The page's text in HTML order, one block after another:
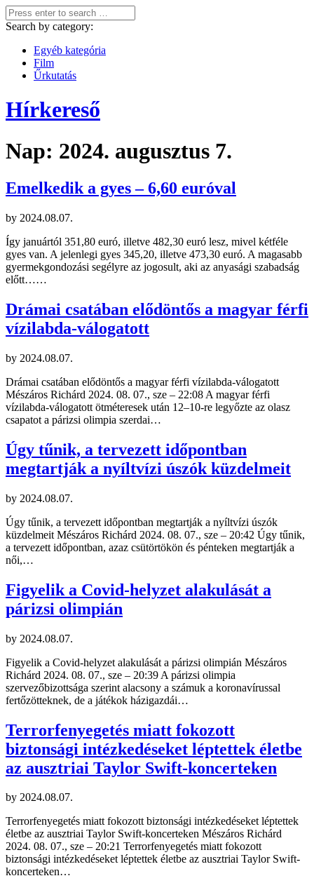
Search by category:
Egyéb kategória
Film
Űrkutatás
Hírkereső
Nap: 2024. augusztus 7.
Emelkedik a gyes – 6,60 euróval
by 2024.08.07.
Így januártól 351,80 euró, illetve 482,30 euró lesz, mivel kétféle
gyes van. A jelenlegi gyes 345,20, illetve 473,30 euró. A magasabb
gyermekgondozási segélyre az jogosult, aki az anyasági szabadság
előtt……
Drámai csatában elődöntős a magyar férfi
vízilabda-válogatott
by 2024.08.07.
Drámai csatában elődöntős a magyar férfi vízilabda-válogatott
Mészáros Richárd 2024. 08. 07., sze – 22:08 A magyar férfi
vízilabda-válogatott ötméteresek után 12–10-re legyőzte az olasz
csapatot a párizsi olimpia szerdai…
Úgy tűnik, a tervezett időpontban
megtartják a nyíltvízi úszók küzdelmeit
by 2024.08.07.
Úgy tűnik, a tervezett időpontban megtartják a nyíltvízi úszók
küzdelmeit Mészáros Richárd 2024. 08. 07., sze – 20:42 Úgy tűnik,
a tervezett időpontban, azaz csütörtökön és pénteken megtartják a
női,…
Figyelik a Covid-helyzet alakulását a
párizsi olimpián
by 2024.08.07.
Figyelik a Covid-helyzet alakulását a párizsi olimpián Mészáros
Richárd 2024. 08. 07., sze – 20:39 A párizsi olimpia
szervezőbizottsága szerint alacsony a számuk a koronavírussal
fertőzötteknek, de a játékok házigazdái…
Terrorfenyegetés miatt fokozott
biztonsági intézkedéseket léptettek életbe
az ausztriai Taylor Swift-koncerteken
by 2024.08.07.
Terrorfenyegetés miatt fokozott biztonsági intézkedéseket léptettek
életbe az ausztriai Taylor Swift-koncerteken Mészáros Richárd
2024. 08. 07., sze – 20:21 Terrorfenyegetés miatt fokozott
biztonsági intézkedéseket léptettek életbe az ausztriai Taylor Swift-
koncerteken…